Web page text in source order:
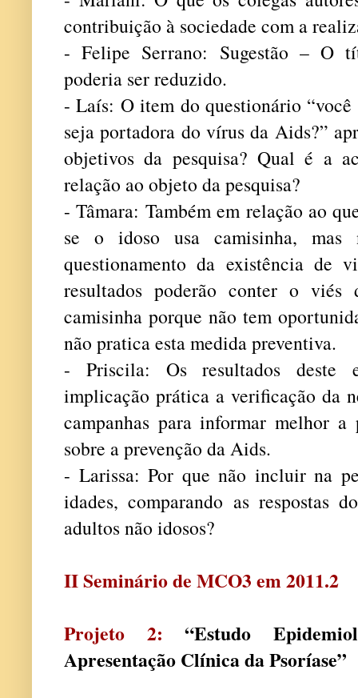
contribuição à sociedade com a
- Felipe Serrano: Sugestão – O
poderia ser reduzido.
- Laís: O item do questionário “você
seja portadora do vírus da Aids?”
objetivos da pesquisa? Qual é a
relação ao objeto da pesquisa?
- Tâmara: Também em relação ao
se o idoso usa camisinha,
questionamento da existência de
resultados poderão conter o
camisinha porque não tem
não pratica esta medida preventiva.
- Priscila: Os resultados deste
implicação prática a verificação da
campanhas para informar melhor a
sobre a prevenção da Aids.
- Larissa: Por que não incluir na
idades, comparando as respostas
adultos não idosos?
II Seminário de MCO3 em 2011.2
Projeto 2: “Estudo
Apresentação Clínica da Psoríase”